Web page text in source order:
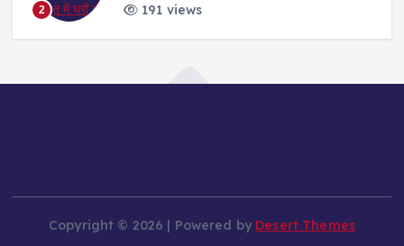
2
191 views
Copyright © 2026 | Powered by Desert Themes